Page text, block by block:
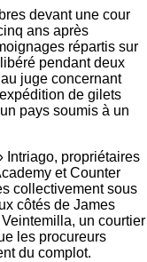
devant une cour
ans après
répartis sur
pendant deux
juge concernant
de gilets
pays soumis à un
Intriago, propriétaires
et Counter
collectivement sous
côtés de James
un courtier
les procureurs
du complot.